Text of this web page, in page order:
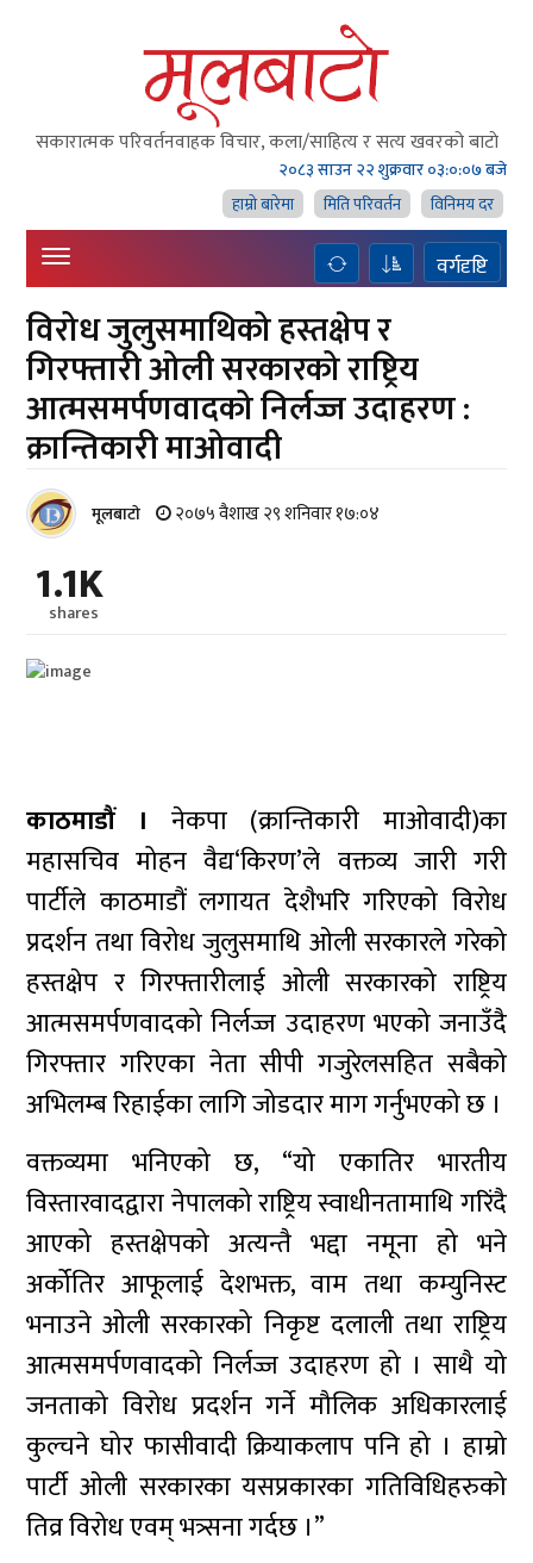
सकारात्मक परिवर्तनवाहक विचार, कला/साहित्य र सत्य खवरको बाटाे
२०८३ साउन २२ शुक्रवार०३:०:०७ बजे
हाम्राे बारेमा
मिति परिवर्तन विनिमय दर
वर्गदृष्टि
विरोध जुलुसमाथिको हस्तक्षेप र
गिरफ्तारी ओली सरकारको राष्ट्रिय
आत्मसमर्पणवादको निर्लज्ज उदाहरण :
क्रान्तिकारी माओवादी
मूलबाटाे २०७५ वैशाख २९ शनिवार १७:०४
1.1K
shares
काठमाडौं । नेकपा (क्रान्तिकारी माओवादी)का
महासचिव मोहन वैद्य‘किरण’ले वक्तव्य जारी गरी
पार्टीले काठमाडौं लगायत देशैभरि गरिएको विरोध
प्रदर्शन तथा विरोध जुलुसमाथि ओली सरकारले गरेको
हस्तक्षेप र गिरफ्तारीलाई ओली सरकारको राष्ट्रिय
आत्मसमर्पणवादको निर्लज्ज उदाहरण भएको जनाउँदै
गिरफ्तार गरिएका नेता सीपी गजुरेलसहित सबैको
अभिलम्ब रिहाईका लागि जोडदार माग गर्नुभएको छ ।
वक्तव्यमा भनिएको छ, “यो एकातिर भारतीय
विस्तारवादद्वारा नेपालको राष्ट्रिय स्वाधीनतामाथि गरिंदै
आएको हस्तक्षेपको अत्यन्तै भद्दा नमूना हो भने
अर्कोतिर आफूलाई देशभक्त, वाम तथा कम्युनिस्ट
भनाउने ओली सरकारको निकृष्ट दलाली तथा राष्ट्रिय
आत्मसमर्पणवादको निर्लज्ज उदाहरण हो । साथै यो
जनताको विरोध प्रदर्शन गर्ने मौलिक अधिकारलाई
कुल्चने घोर फासीवादी क्रियाकलाप पनि हो । हाम्रो
पार्टी ओली सरकारका यसप्रकारका गतिविधिहरुको
तिव्र विरोध एवम् भत्र्सना गर्दछ ।”